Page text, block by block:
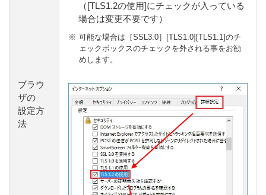
ブラウ
ザの
設定方
法
（[TLS1.2の使用]にチェックが入っている
場合は変更不要です）
※ 可能な場合は［SSL3.0］[TLS1.0][TLS1.1]のチ
ェックボックスのチェックを外される事をお勧
めします。